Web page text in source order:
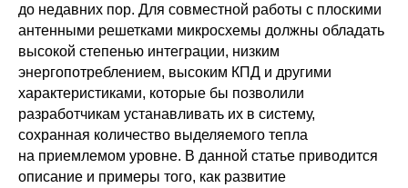
до недавних пор. Для совместной работы с плоскими
антенными решетками микросхемы должны обладать
высокой степенью интеграции, низким
энергопотреблением, высоким КПД и другими
характеристиками, которые бы позволили
разработчикам устанавливать их в систему,
сохранная количество выделяемого тепла
на приемлемом уровне. В данной статье приводится
описание и примеры того, как развитие